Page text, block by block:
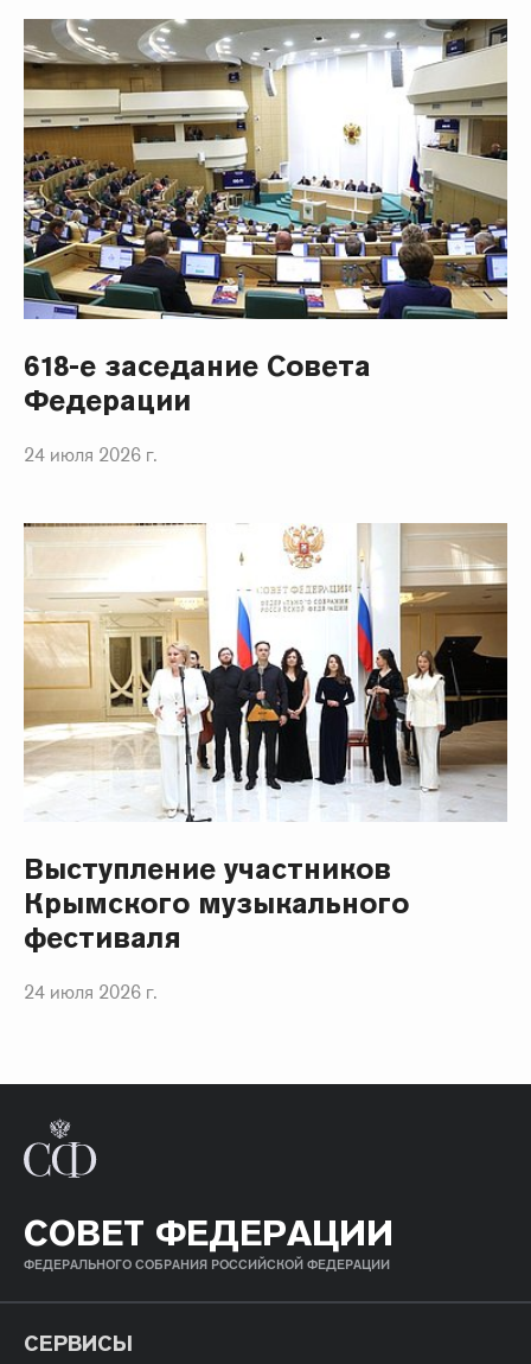
618-е заседание Совета
Федерации
24 июля 2026 г.
Выступление участников
Крымского музыкального
фестиваля
24 июля 2026 г.
СОВЕТ ФЕДЕРАЦИИ
ФЕДЕРАЛЬНОГО СОБРАНИЯ РОССИЙСКОЙ ФЕДЕРАЦИИ
СЕРВИСЫ